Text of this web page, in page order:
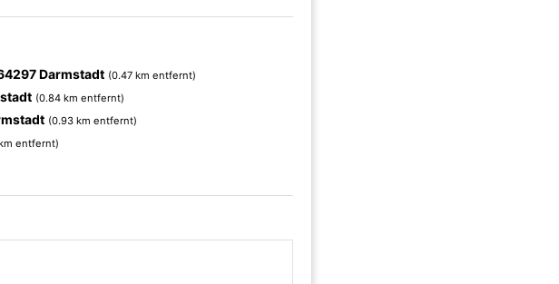
Darmstadt (0.47 km entfernt)
(0.84 km entfernt)
(0.93 km entfernt)
entfernt)